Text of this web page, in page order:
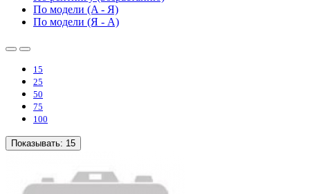
По модели (A - Я)
По модели (Я - A)
15
25
50
75
100
Показывать: 15